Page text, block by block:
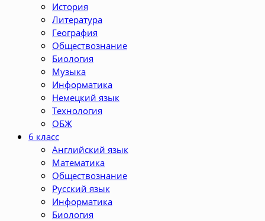
История
Литература
География
Обществознание
Биология
Музыка
Информатика
Немецкий язык
Технология
ОБЖ
6 класс
Английский язык
Математика
Обществознание
Русский язык
Информатика
Биология